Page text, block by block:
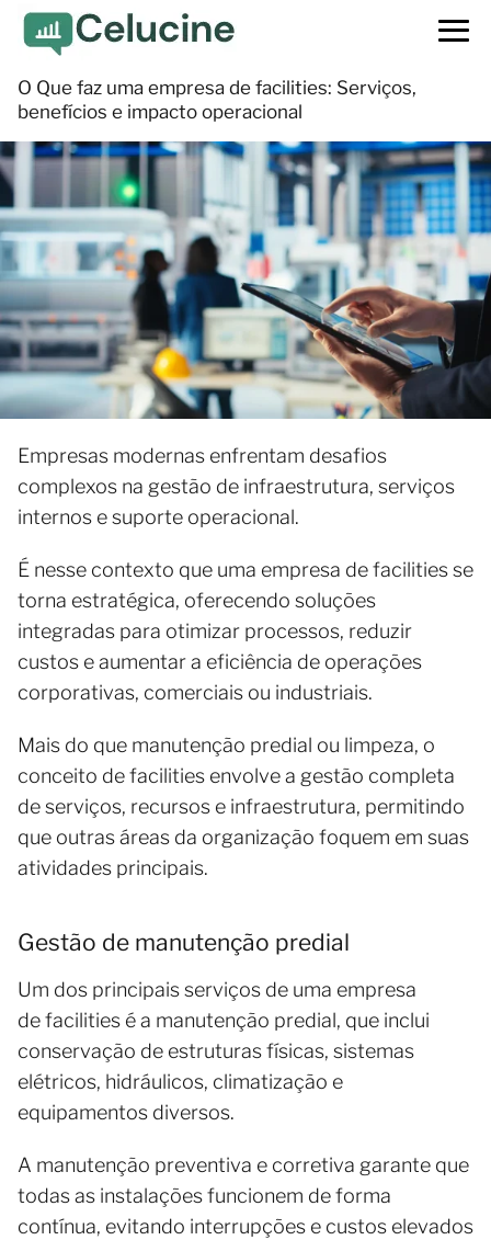
O Que faz uma empresa de facilities: Serviços,
benefícios e impacto operacional
Empresas modernas enfrentam desafios
complexos na gestão de infraestrutura, serviços
internos e suporte operacional.
É nesse contexto que uma empresa de facilities se
torna estratégica, oferecendo soluções
integradas para otimizar processos, reduzir
custos e aumentar a eficiência de operações
corporativas, comerciais ou industriais.
Mais do que manutenção predial ou limpeza, o
conceito de facilities envolve a gestão completa
de serviços, recursos e infraestrutura, permitindo
que outras áreas da organização foquem em suas
atividades principais.
Gestão de manutenção predial
Um dos principais serviços de uma empresa
de facilities é a manutenção predial, que inclui
conservação de estruturas físicas, sistemas
elétricos, hidráulicos, climatização e
equipamentos diversos.
A manutenção preventiva e corretiva garante que
todas as instalações funcionem de forma
contínua, evitando interrupções e custos elevados